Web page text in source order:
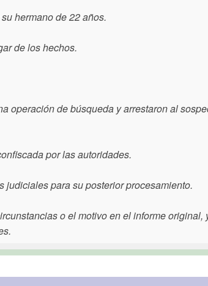
hermano de 22 años.
de los hechos.
operación de búsqueda y arrestaron al
por las autoridades.
para su posterior procesamiento.
o el motivo en el informe